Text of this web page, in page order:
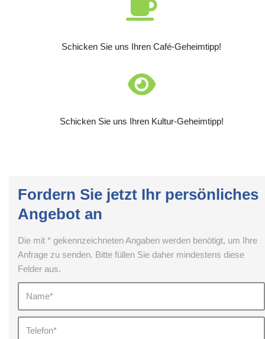
Schicken Sie uns Ihren Café-Geheimtipp!
Schicken Sie uns Ihren Kultur-Geheimtipp!
Fordern Sie jetzt Ihr persönliches
Angebot an
Die mit * gekennzeichneten Angaben werden benötigt, um Ihre
Anfrage zu senden. Bitte füllen Sie daher mindestens diese
Felder aus.